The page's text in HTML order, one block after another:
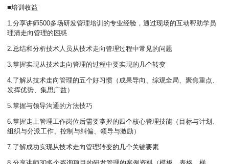
■培训收益
1.分享讲师500多场研发管理培训的专业经验，通过现场的互动帮助学员
理清走向管理的困惑
2.总结和分析技术人员从技术走向管理过程中常见的问题
3.掌握实现从技术走向管理的过程中要实现的几个转变
4.了解从技术走向管理的五个好习惯（成果导向、综观全局、聚焦重点、
发挥优势、集思广益）
5.掌握与领导沟通的方法技巧
6.掌握走上管理工作岗位后需要掌握的四个核心管理技能（目标与计划、
组织与分派工作、控制与纠偏、领导与激励）
7.了解成功实现从技术走向管理转变的几个关键要素